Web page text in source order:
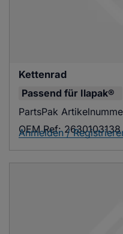
Kettenrad
Passend für Ilapak®
PartsPak
OEM Ref: 2630103138
Anmelden /